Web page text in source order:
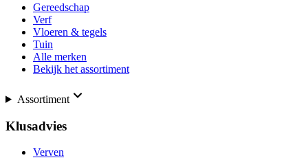
Gereedschap
Verf
Vloeren & tegels
Tuin
Alle merken
Bekijk het assortiment
Assortiment
Klusadvies
Verven